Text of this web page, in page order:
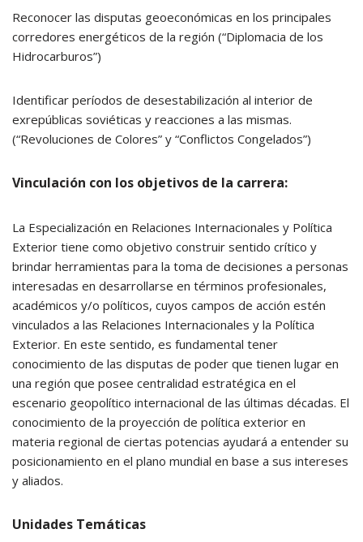
Reconocer las disputas geoeconómicas en los principales
corredores energéticos de la región (“Diplomacia de los
Hidrocarburos”)
Identificar períodos de desestabilización al interior de
exrepúblicas soviéticas y reacciones a las mismas.
(“Revoluciones de Colores” y “Conflictos Congelados”)
Vinculación con los objetivos de la carrera:
La Especialización en Relaciones Internacionales y Política
Exterior tiene como objetivo construir sentido crítico y
brindar herramientas para la toma de decisiones a personas
interesadas en desarrollarse en términos profesionales,
académicos y/o políticos, cuyos campos de acción estén
vinculados a las Relaciones Internacionales y la Política
Exterior. En este sentido, es fundamental tener
conocimiento de las disputas de poder que tienen lugar en
una región que posee centralidad estratégica en el
escenario geopolítico internacional de las últimas décadas. El
conocimiento de la proyección de política exterior en
materia regional de ciertas potencias ayudará a entender su
posicionamiento en el plano mundial en base a sus intereses
y aliados.
Unidades Temáticas